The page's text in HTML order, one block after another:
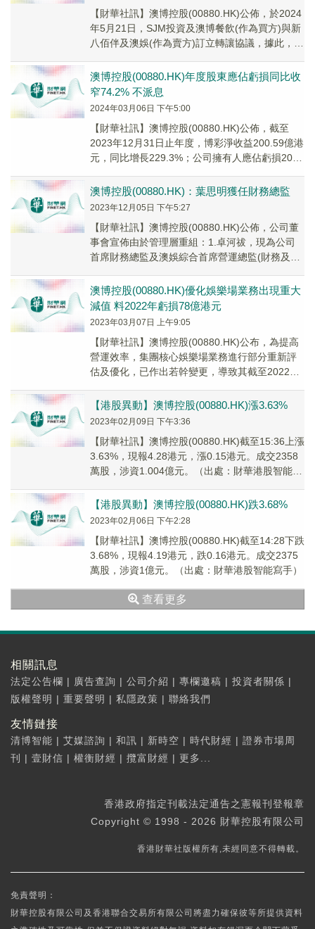
【財華社訊】澳博控股(00880.HK)公佈，於2024
年5月21日，SJM投資及澳博餐飲(作為買方)與新
八佰伴及澳娛(作為賣方)訂立轉讓協議，據此，賣
澳博控股(00880.HK)年度股東應佔虧損同比收
窄74.2% 不派息
2024年03月06日 下午5:00
【財華社訊】澳博控股(00880.HK)公佈，截至
2023年12月31日止年度，博彩淨收益200.59億港
元，同比增長229.3%；公司擁有人應佔虧損20.1
澳博控股(00880.HK)：葉思明獲任財務總監
2023年12月05日 下午5:27
【財華社訊】澳博控股(00880.HK)公佈，公司董
事會宣佈由於管理層重組：1.卓河祓，現為公司
首席財務總監及澳娛綜合首席營運總監(財務及發
澳博控股(00880.HK)優化娛樂場業務出現重大
減值 料2022年虧損78億港元
2023年03月07日 上午9:05
【財華社訊】澳博控股(00880.HK)公布，為提高
營運效率，集團核心娛樂場業務進行部分重新評
估及優化，已作出若幹變更，導致其截至2022年
【港股異動】澳博控股(00880.HK)漲3.63%
2023年02月09日 下午3:36
【財華社訊】澳博控股(00880.HK)截至15:36上漲
3.63%，現報4.28港元，漲0.15港元。成交2358
萬股，涉資1.004億元。（出處：財華港股智能寫
【港股異動】澳博控股(00880.HK)跌3.68%
2023年02月06日 下午2:28
【財華社訊】澳博控股(00880.HK)截至14:28下跌
3.68%，現報4.19港元，跌0.16港元。成交2375
萬股，涉資1億元。（出處：財華港股智能寫手）
查看更多
相關訊息
法定公告欄 | 廣告查詢 | 公司介紹 | 專欄邀稿 | 投資者關係 |
版權聲明 | 重要聲明 | 私隱政策 | 聯絡我們
友情鏈接
清博智能 | 艾媒諮詢 | 和訊 | 新時空 | 時代財經 | 證券市場周
刊
| 壹財信 | 權衡財經 | 攬富財經 | 更多...
香港政府指定刊載法定通告之憲報刊登報章
Copyright © 1998 - 2026 財華控股有限公司
香港財華社版權所有,未經同意不得轉載。
免責聲明：
財華控股有限公司及香港聯合交易所有限公司將盡力確保彼等所提供資料